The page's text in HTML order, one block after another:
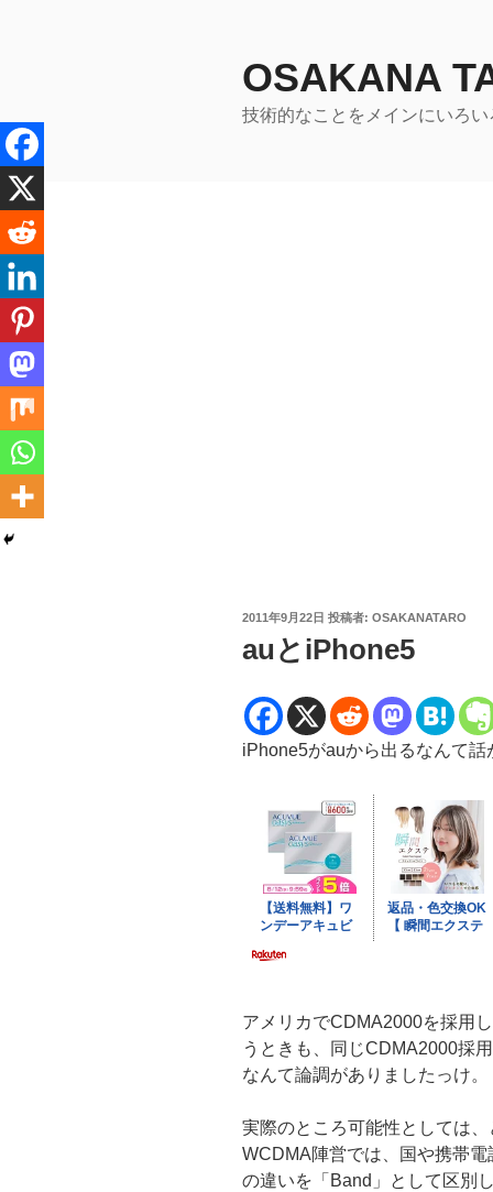
へ
ス
キ
プ
OSAKANA
技術的なことをメインにいろ
投
日:
2011年9月22日 投稿者: OSAKANATARO
auとiPhone5
iPhone5がauから出るなんて話
アメリカでCDMA2000を採用
うときも、同じCDMA2000採
なんて論調がありましたっけ。
実際のところ可能性としては
WCDMA陣営では、国や携帯
の違いを「Band」として区別し